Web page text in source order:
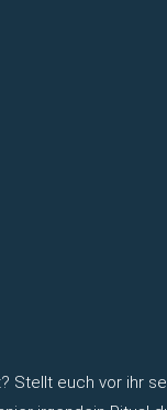
Stellt euch vor ihr